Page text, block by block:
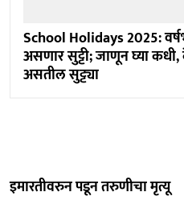
School Holidays 2025:
असणार सुट्टी; जाणून घ्या
असतील सुट्ट्या
इमारतीवरुन पडून तरुणीचा मृत्यू